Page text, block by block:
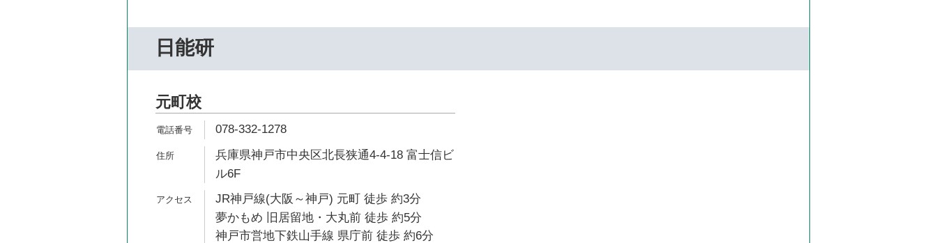
日能研
元町校
078-332-1278
兵庫県神戸市中央区北長狭通4-4-18 富士信ビ
ル6F
JR神戸線(大阪～神戸) 元町 徒歩 約3分
夢かもめ 旧居留地・大丸前 徒歩 約5分
神戸市営地下鉄山手線 県庁前 徒歩 約6分